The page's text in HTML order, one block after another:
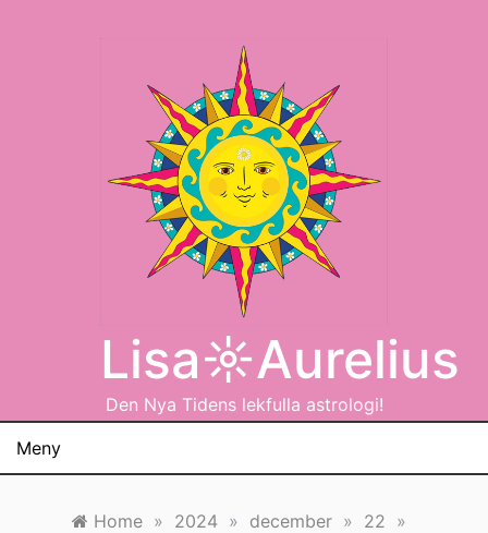
Lisa☼Aurelius
Den Nya Tidens lekfulla astrologi!
Meny
Home » 2024 » december » 22 »